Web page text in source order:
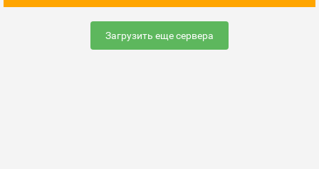
Загрузить еще сервера